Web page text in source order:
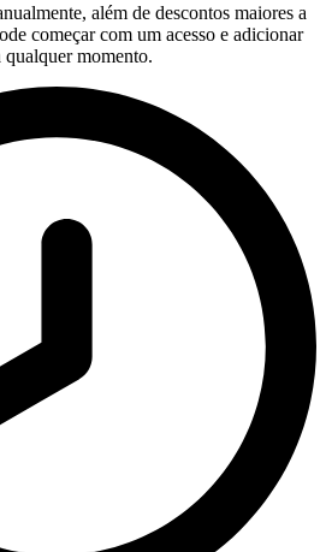
além de descontos maiores a
começar com um acesso e adicionar
qualquer momento.